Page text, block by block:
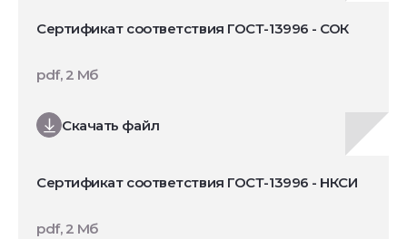
Сертификат соответствия ГОСТ-13996 - СОК
Скачать файл
pdf, 2 Мб
Сертификат соответствия ГОСТ-13996 - НКСИ
pdf, 2 Мб